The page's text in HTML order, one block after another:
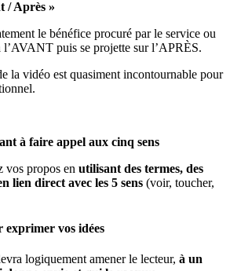
/ Après »
le bénéfice procuré par le service ou
l’AVANT puis se projette sur l’APRÈS.
la vidéo est quasiment incontournable pour
à faire appel aux cinq sens
vos propos en utilisant des termes, des
lien direct avec les 5 sens (voir, toucher,
vos idées
logiquement amener le lecteur, à un